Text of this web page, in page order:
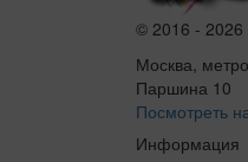
© 2016 -
Москва,
Паршина 10
Посмотреть
Информация